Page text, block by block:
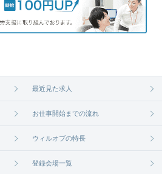
最近見た求人
お仕事開始までの流れ
ウィルオブの特長
登録会場一覧